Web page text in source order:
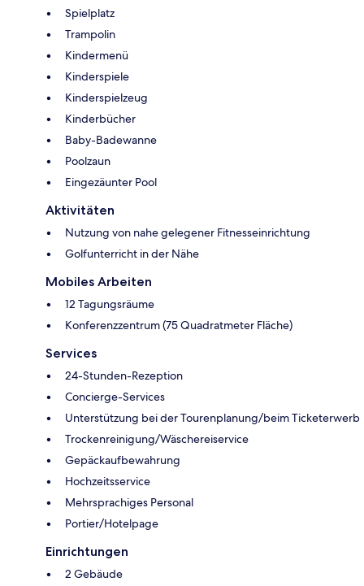
Spielplatz
Trampolin
Kindermenü
Kinderspiele
Kinderspielzeug
Kinderbücher
Baby-Badewanne
Poolzaun
Eingezäunter Pool
Aktivitäten
Nutzung von nahe gelegener Fitnesseinrichtung
Golfunterricht in der Nähe
Mobiles Arbeiten
12 Tagungsräume
Konferenzzentrum (75 Quadratmeter Fläche)
Services
24-Stunden-Rezeption
Concierge-Services
Unterstützung bei der Tourenplanung/beim Ticketerwerb
Trockenreinigung/Wäschereiservice
Gepäckaufbewahrung
Hochzeitsservice
Mehrsprachiges Personal
Portier/Hotelpage
Einrichtungen
2 Gebäude